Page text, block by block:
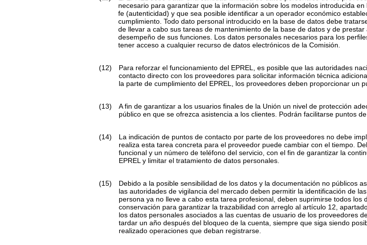
necesario para garantizar que la información sobre los modelos introducida
fe (autenticidad) y que sea posible identificar a un operador económico
cumplimiento. Todo dato personal introducido en la base de datos debe
de llevar a cabo sus tareas de mantenimiento de la base de datos y de
desempeño de sus funciones. Los datos personales necesarios para los
tener acceso a cualquier recurso de datos electrónicos de la Comisión.
(12)
Para reforzar el funcionamiento del EPREL, es posible que las autoridades
contacto directo con los proveedores para solicitar información técnica
la parte de cumplimiento del EPREL, los proveedores deben proporcionar un
(13)
A fin de garantizar a los usuarios finales de la Unión un nivel de protección
público en que se ofrezca asistencia a los clientes. Podrán facilitarse puntos
(14)
La indicación de puntos de contacto por parte de los proveedores no debe
realiza esta tarea concreta para el proveedor puede cambiar con el tiempo.
funcional y un número de teléfono del servicio, con el fin de garantizar la
EPREL y limitar el tratamiento de datos personales.
(15)
Debido a la posible sensibilidad de los datos y la documentación no públicos
las autoridades de vigilancia del mercado deben permitir la identificación de
persona ya no lleve a cabo esta tarea profesional, deben suprimirse todos
conservación para garantizar la trazabilidad con arreglo al artículo 12,
los datos personales asociados a las cuentas de usuario de los proveedores
tardar un año después del bloqueo de la cuenta, siempre que siga siendo
realizado operaciones que deban registrarse.